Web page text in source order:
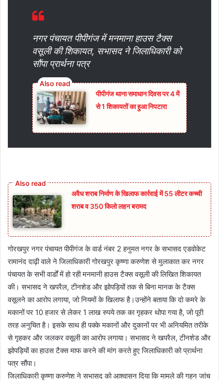
नगर पंचायत पीपीगंज में मनमाना हाउस टैक्स
वसूली की शिकायत, सभासद ने जिलाधिकारी को
सौंपा प्रार्थना पत्र
पीपीगंज थाना समाधान दिवस पर 4 में
से 1 शिकायतों का हुआ निपटारा
अवैध शराब निर्माण के खिलाफ कार्रवाई में 55 लीटर कच्ची
शराब व 350 किलो लहन बरामद
गोरखपुर नगर पंचायत पीपीगंज के वार्ड नंबर 2 हनुमत नगर के सभासद एडवोकेट
रामानंद दाढ़ी वाले ने जिलाधिकारी गोरखपुर कृष्णा करुणेश से मुलाकात कर नगर
पंचायत के सभी वार्डों में हो रही मनमानी हाउस टैक्स वसूली की लिखित शिकायत
की। सभासद ने खपरैल, टीनशेड और झोपड़ियों तक से बिना मानक के टैक्स
वसूलने का आरोप लगाया, जो नियमों के खिलाफ है।उन्होंने बताया कि दो कमरे के
मकानों पर 10 हजार से लेकर 1 लाख रुपये तक का गृहकर थोपा गया है, जो पूरी
तरह अनुचित है। इसके साथ ही पक्के मकानों और दुकानों पर भी अनियमित तरीके
से गृहकर और जलकर वसूली का आरोप लगाया। सभासद ने खपरैल, टीनशेड और
झोपड़ियों का हाउस टैक्स माफ करने की मांग करते हुए जिलाधिकारी को प्रार्थना
पत्र सौंपा।
जिलाधिकारी कृष्णा करुणेश ने सभासद को आश्वासन दिया कि मामले की गहन जांच